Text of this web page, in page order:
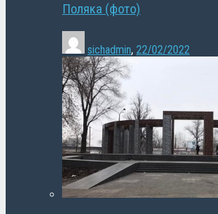
Поляка (фото)
sichadmin, 22/02/2022